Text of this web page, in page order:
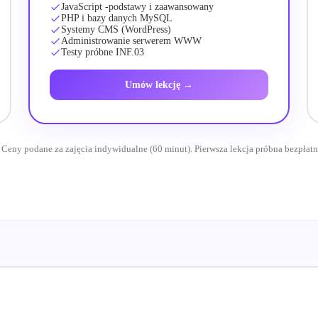
JavaScript -podstawy i zaawansowany
PHP i bazy danych MySQL
Systemy CMS (WordPress)
Administrowanie serwerem WWW
Testy próbne INF.03
Umów lekcję →
podane za zajęcia indywidualne (60 minut). Pierwsza lekcja próbna